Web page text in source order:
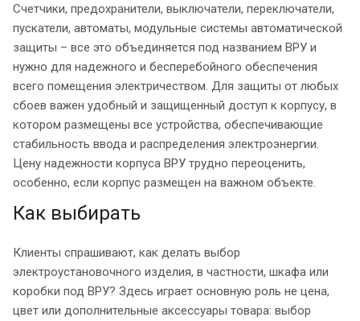
Счетчики, предохранители, выключатели, переключатели,
пускатели, автоматы, модульные системы автоматической
защиты – все это объединяется под названием ВРУ и
нужно для надежного и бесперебойного обеспечения
всего помещения электричеством. Для защиты от любых
сбоев важен удобный и защищенный доступ к корпусу, в
котором размещены все устройства, обеспечивающие
стабильность ввода и распределения электроэнергии.
Цену надежности корпуса ВРУ трудно переоценить,
особенно, если корпус размещен на важном объекте.
Как выбирать
Клиенты спрашивают, как делать выбор
электроустановочного изделия, в частности, шкафа или
коробки под ВРУ? Здесь играет основную роль не цена,
цвет или дополнительные аксессуары товара: выбор